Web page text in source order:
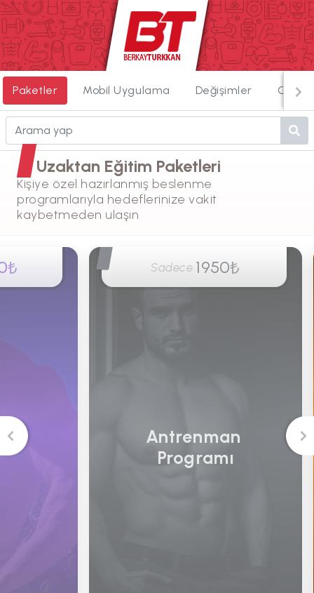
Paketler Mobil Uygulama Değişimler
Uzaktan Eğitim Paketleri
Kişiye özel hazırlanmış beslenme
programlarıyla hedeflerinize vakit
kaybetmeden ulaşın
₺ Sadece 1950₺
Antrenman
Programı